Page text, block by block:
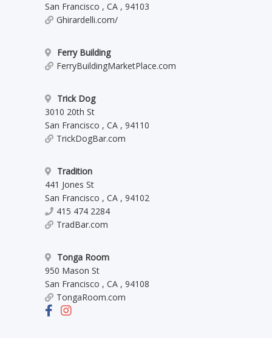
San Francisco , CA , 94103
Ghirardelli.com/
Ferry Building
FerryBuildingMarketPlace.com
Trick Dog
3010 20th St
San Francisco , CA , 94110
TrickDogBar.com
Tradition
441 Jones St
San Francisco , CA , 94102
415 474 2284
TradBar.com
Tonga Room
950 Mason St
San Francisco , CA , 94108
TongaRoom.com